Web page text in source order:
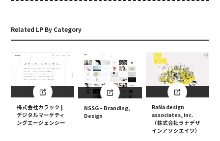
Related LP By Category
株式会社カラック |
デジタルマーケティ
ングエージェンシー
NSSG – Branding,
Design
RaNa design
associates, inc.
（株式会社ラナデザ
インアソシエイツ）